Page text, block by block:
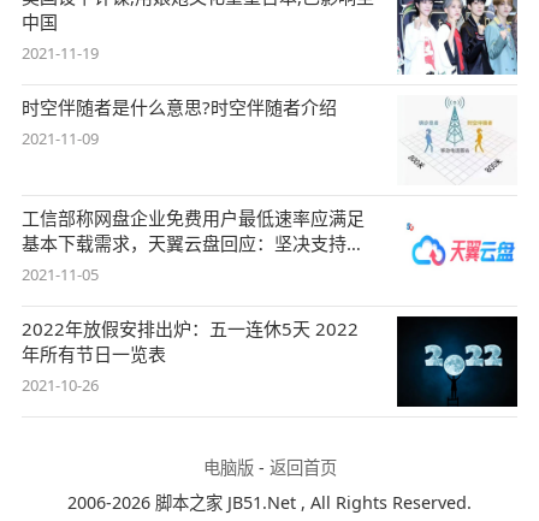
中国
2021-11-19
时空伴随者是什么意思?时空伴随者介绍
2021-11-09
工信部称网盘企业免费用户最低速率应满足
基本下载需求，天翼云盘回应：坚决支持，
始终
2021-11-05
2022年放假安排出炉：五一连休5天 2022
年所有节日一览表
2021-10-26
电脑版- 返回首页
2006-2026 脚本之家 JB51.Net , All Rights Reserved.